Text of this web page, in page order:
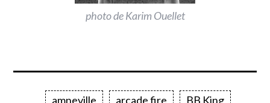
photo de Karim Ouellet
amneville arcade fire
BB King